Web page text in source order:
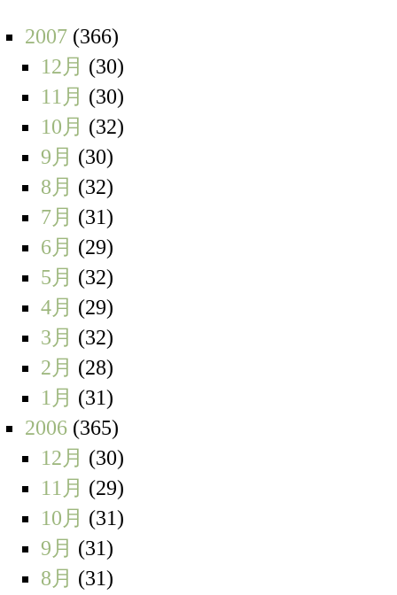
2007 (366)
12月 (30)
11月 (30)
10月 (32)
9月 (30)
8月 (32)
7月 (31)
6月 (29)
5月 (32)
4月 (29)
3月 (32)
2月 (28)
1月 (31)
2006 (365)
12月 (30)
11月 (29)
10月 (31)
9月 (31)
8月 (31)